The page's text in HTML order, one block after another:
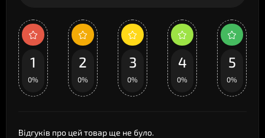
1
0%
2
0%
3
0%
4
0%
5
0%
Відгуків про цей товар ще не було.